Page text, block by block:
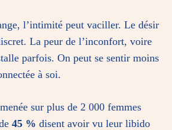
l’intimité peut vaciller. Le désir
La peur de l’inconfort, voire
parfois. On peut se sentir moins
à soi.
menée sur plus de 2 000 femmes
45 % disent avoir vu leur libido